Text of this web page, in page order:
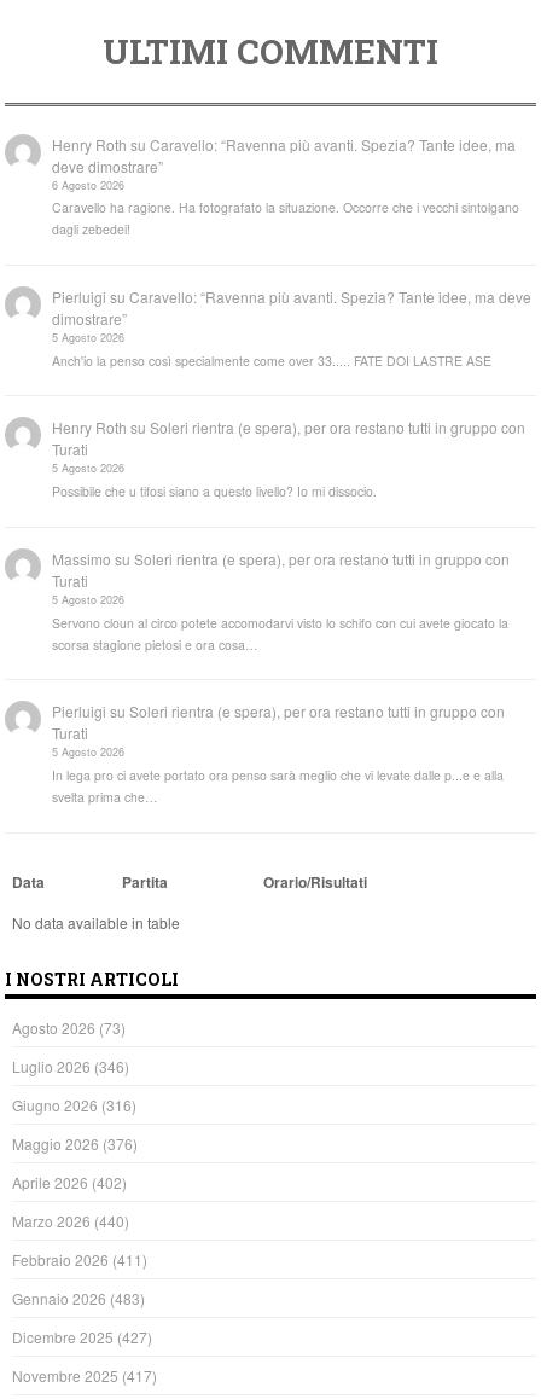
ULTIMI COMMENTI
Henry Roth suCaravello: “Ravenna più avanti. Spezia? Tante idee, ma
deve dimostrare”
6 Agosto 2026
Caravello ha ragione. Ha fotografato la situazione. Occorre che i vecchi sintolgano
dagli zebedei!
Pierluigi suCaravello: “Ravenna più avanti. Spezia? Tante idee, ma deve
dimostrare”
5 Agosto 2026
Anch'io la penso così specialmente come over 33..... FATE DOI LASTRE ASE
Henry Roth suSoleri rientra (e spera), per ora restano tutti in gruppo con
Turati
5 Agosto 2026
Possibile che u tifosi siano a questo livello? Io mi dissocio.
Massimo suSoleri rientra (e spera), per ora restano tutti in gruppo con
Turati
5 Agosto 2026
Servono cloun al circo potete accomodarvi visto lo schifo con cui avete giocato la
scorsa stagione pietosi e ora cosa…
Pierluigi suSoleri rientra (e spera), per ora restano tutti in gruppo con
Turati
5 Agosto 2026
In lega pro ci avete portato ora penso sarà meglio che vi levate dalle p...e e alla
svelta prima che…
Data Partita Orario/Risultati
No data available in table
I NOSTRI ARTICOLI
Agosto 2026 (73)
Luglio 2026 (346)
Giugno 2026 (316)
Maggio 2026 (376)
Aprile 2026 (402)
Marzo 2026 (440)
Febbraio 2026 (411)
Gennaio 2026 (483)
Dicembre 2025 (427)
Novembre 2025 (417)